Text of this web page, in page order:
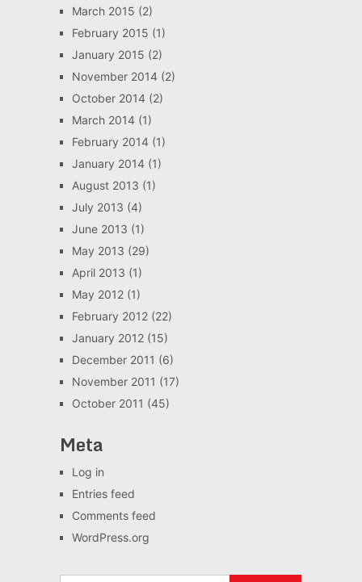
March 2015 (2)
February 2015 (1)
January 2015 (2)
November 2014(2)
October 2014(2)
March 2014(1)
February 2014(1)
January 2014(1)
August 2013 (1)
July 2013 (4)
June 2013 (1)
May 2013 (29)
April 2013 (1)
May 2012(1)
February 2012(22)
January 2012(15)
December 2011 (6)
November 2011 (17)
October 2011 (45)
Meta
Log in
Entries feed
Comments feed
WordPress.org